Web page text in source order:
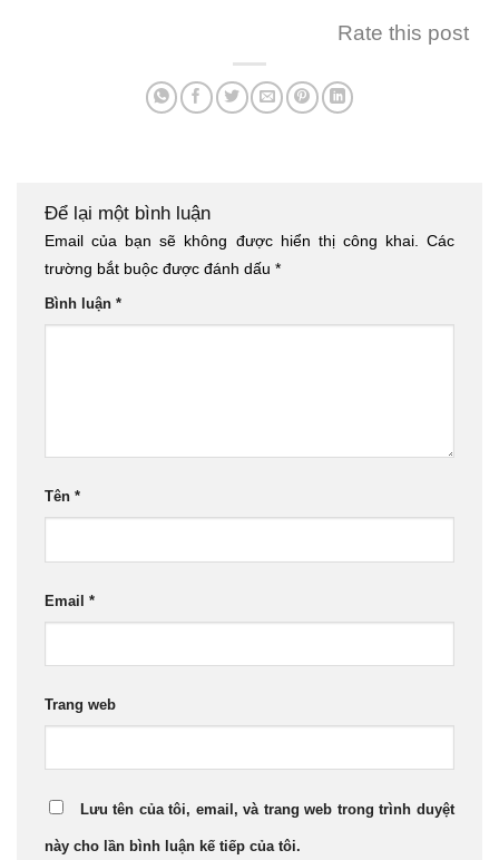
Rate this post
Để lại một bình luận
Email của bạn sẽ không được hiển thị công khai. Các
trường bắt buộc được đánh dấu *
Bình luận *
Tên *
Email *
Trang web
Lưu tên của tôi, email, và trang web trong trình duyệt
này cho lần bình luận kế tiếp của tôi.